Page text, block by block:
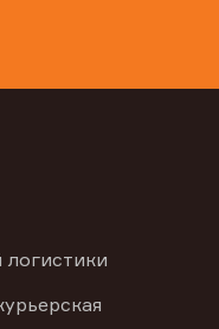
логистики